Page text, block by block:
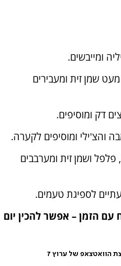
ומייבשים.
שמן זית ומעבירים
דק ומוסיפים.
והצ'ילי ומוסיפים לקערה.
ושמן זית ומערבבים
לספיגת טעמים.
הזמן – אפשר להכין יום
הוואטצאפ של ערוץ 7